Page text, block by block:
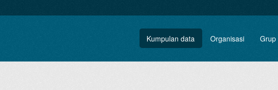
Kumpulan data Organisasi Grup